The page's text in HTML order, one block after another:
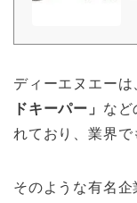
ディーエヌエーは
ドキーパー」 など
れており、業界で
そのような有名企